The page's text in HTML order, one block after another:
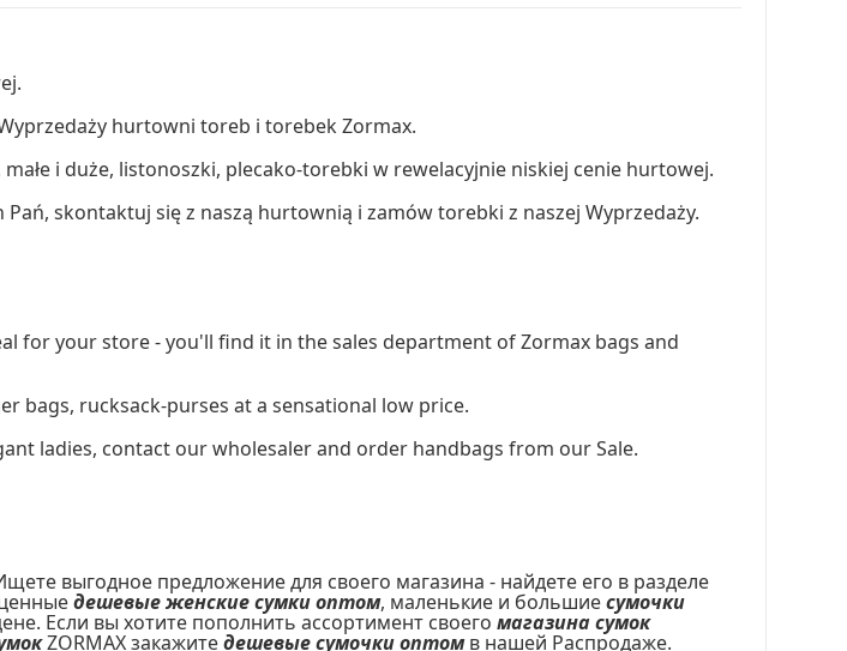
hurtowni toreb i torebek Zormax.
małe i duże, listonoszki, plecako-torebki w rewelacyjnie niskiej cenie hurtowej.
skontaktuj się z naszą hurtownią i zamów torebki z naszej Wyprzedaży.
for your store - you'll find it in the sales department of Zormax bags and
bags, rucksack-purses at a sensational low price.
ladies, contact our wholesaler and order handbags from our Sale.
выгодное предложение для своего магазина - найдете его в разделе
дешевые женские сумки оптом, маленькие и большиесумочки
Если вы хотите пополнить ассортимент своегомагазина сумок
ZORMAX закажитедешевые сумочки оптомв нашей Распродаже.